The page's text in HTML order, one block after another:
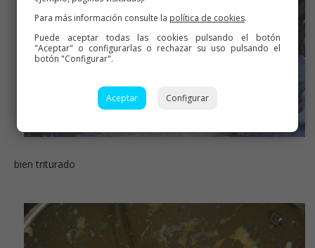
bien triturado
Para más información consulte la política de cookies.
Puede aceptar todas las cookies pulsando el botón
"Aceptar" o configurarlas o rechazar su uso pulsando el
botón "Configurar".
Aceptar Configurar